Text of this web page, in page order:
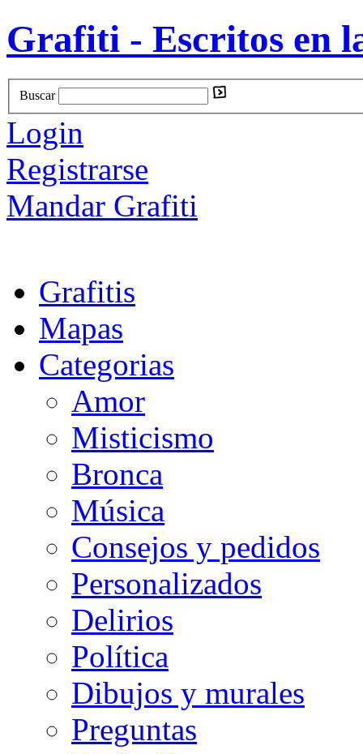
Grafiti - Escritos en
Buscar
Login
Registrarse
Mandar Grafiti
Grafitis
Mapas
Categorias
Amor
Misticismo
Bronca
Música
Consejos y pedidos
Personalizados
Delirios
Política
Dibujos y murales
Preguntas